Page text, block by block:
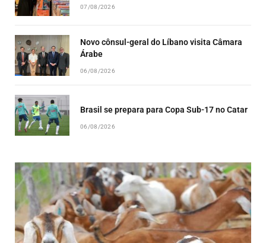
07/08/2026
Novo cônsul-geral do Líbano visita Câmara
Árabe
06/08/2026
Brasil se prepara para Copa Sub-17 no Catar
06/08/2026